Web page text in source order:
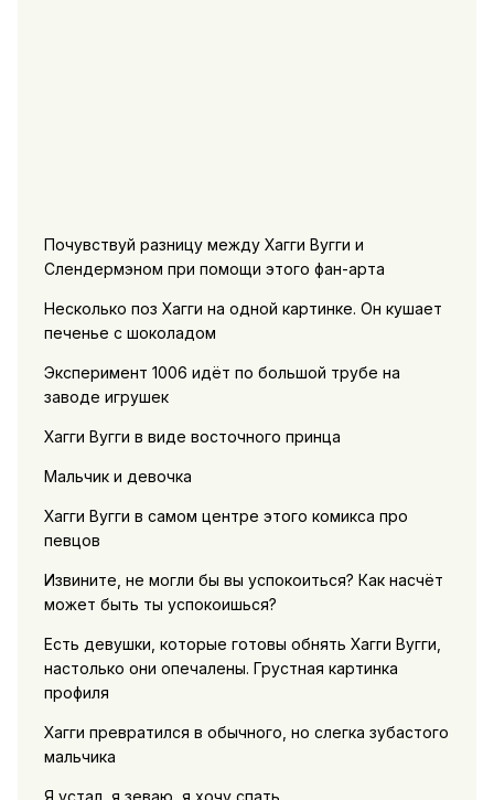
Почувствуй разницу между Хагги Вугги и
Слендермэном при помощи этого фан-арта
Несколько поз Хагги на одной картинке. Он кушает
печенье с шоколадом
Эксперимент 1006 идёт по большой трубе на
заводе игрушек
Хагги Вугги в виде восточного принца
Мальчик и девочка
Хагги Вугги в самом центре этого комикса про
певцов
Извините, не могли бы вы успокоиться? Как насчёт
может быть ты успокоишься?
Есть девушки, которые готовы обнять Хагги Вугги,
настолько они опечалены. Грустная картинка
профиля
Хагги превратился в обычного, но слегка зубастого
мальчика
Я устал, я зеваю, я хочу спать